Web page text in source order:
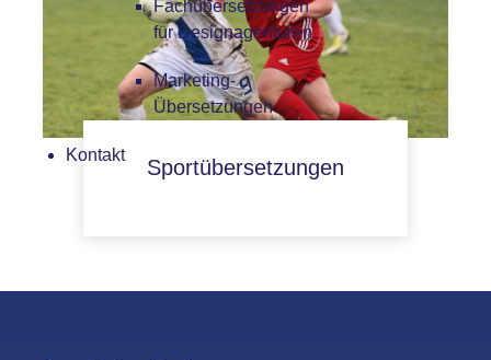
Fachübersetzungen
für Designagenturen
Marketing-
Übersetzungen
Kontakt
Sportübersetzungen